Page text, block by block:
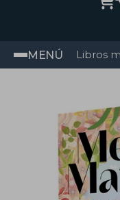
MENÚ Libros